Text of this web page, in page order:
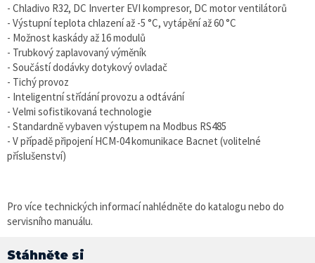
- Chladivo R32, DC Inverter EVI kompresor, DC motor ventilátorů
- Výstupní teplota chlazení až -5 °C, vytápění až 60 °C
- Možnost kaskády až 16 modulů
- Trubkový zaplavovaný výměník
- Součástí dodávky dotykový ovladač
- Tichý provoz
- Inteligentní střídání provozu a odtávání
- Velmi sofistikovaná technologie
- Standardně vybaven výstupem na Modbus RS485
- V případě připojení HCM-04 komunikace Bacnet (volitelné
příslušenství)
Pro více technických informací nahlédněte do katalogu nebo do
servisního manuálu.
Stáhněte si